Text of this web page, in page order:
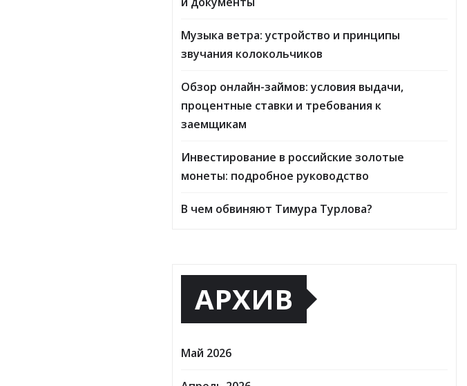
Музыка ветра: устройство и принципы
звучания колокольчиков
Обзор онлайн-займов: условия выдачи,
процентные ставки и требования к
заемщикам
Инвестирование в российские золотые
монеты: подробное руководство
В чем обвиняют Тимура Турлова?
АРХИВ
Май 2026